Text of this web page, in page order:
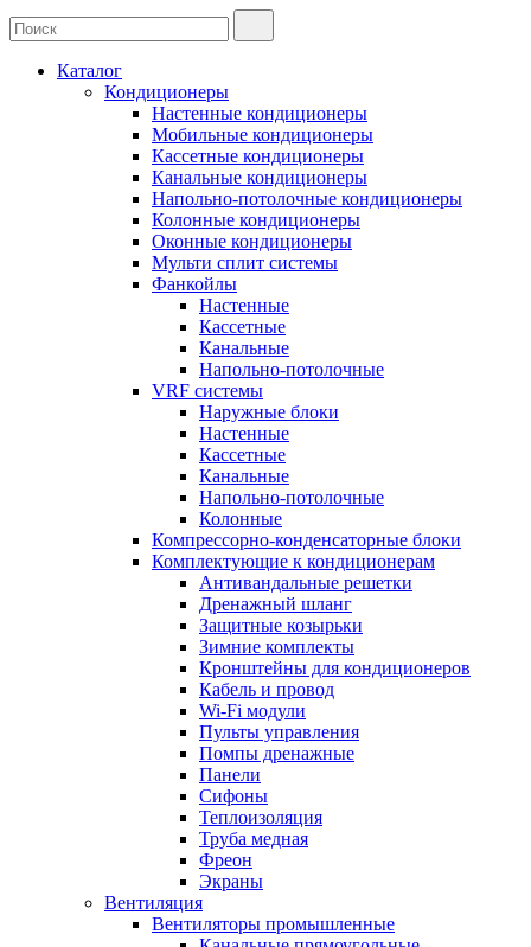
Каталог
Кондиционеры
Настенные кондиционеры
Мобильные кондиционеры
Кассетные кондиционеры
Канальные кондиционеры
Напольно-потолочные кондиционеры
Колонные кондиционеры
Оконные кондиционеры
Мульти сплит системы
Фанкойлы
Настенные
Кассетные
Канальные
Напольно-потолочные
VRF системы
Наружные блоки
Настенные
Кассетные
Канальные
Напольно-потолочные
Колонные
Компрессорно-конденсаторные блоки
Комплектующие к кондиционерам
Антивандальные решетки
Дренажный шланг
Защитные козырьки
Зимние комплекты
Кронштейны для кондиционеров
Кабель и провод
Wi-Fi модули
Пульты управления
Помпы дренажные
Панели
Сифоны
Теплоизоляция
Труба медная
Фреон
Экраны
Вентиляция
Вентиляторы промышленные